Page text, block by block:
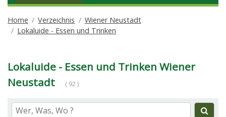
Home Verzeichnis
Wiener Neustadt
Lokaluide - Essen und Trinken
Lokaluide - Essen und Trinken Wiener
Neustadt
( 92 )